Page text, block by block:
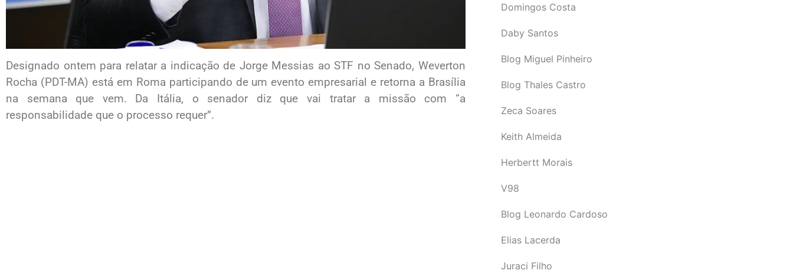
Designado ontem para relatar a indicação de Jorge Messias ao STF no Senado, Weverton
Rocha (PDT-MA) está em Roma participando de um evento empresarial e retorna a Brasília
na semana que vem. Da Itália, o senador diz que vai tratar a missão com “a
responsabilidade que o processo requer”.
Domingos Costa
Daby Santos
Blog Miguel Pinheiro
Blog Thales Castro
Zeca Soares
Keith Almeida
Herbertt Morais
V98
Blog Leonardo Cardoso
Elias Lacerda
Juraci Filho